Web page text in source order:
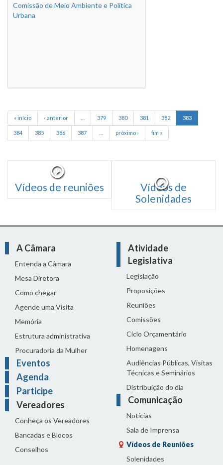
Comissão de Meio Ambiente e Política
Urbana
« início ‹ anterior 379 380 381 382 383
384 385 386 387 próximo › fim »
Vídeos de reuniões
Vídeos de
Solenidades
A Câmara
Entenda a Câmara
Mesa Diretora
Como chegar
Agende uma Visita
Memória
Estrutura administrativa
Procuradoria da Mulher
Eventos
Agenda
Participe
Vereadores
Conheça os Vereadores
Bancadas e Blocos
Conselhos
Atividade
Legislativa
Legislação
Proposições
Reuniões
Comissões
Ciclo Orçamentário
Homenagens
Audiências Públicas, Visitas
Técnicas e Seminários
Distribuição do dia
Comunicação
Notícias
Sala de Imprensa
Vídeos de Reuniões
Solenidades